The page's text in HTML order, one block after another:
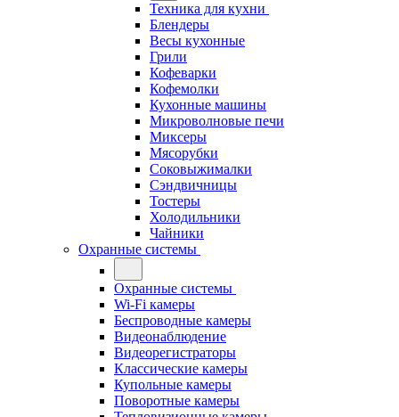
Техника для кухни
Блендеры
Весы кухонные
Грили
Кофеварки
Кофемолки
Кухонные машины
Микроволновые печи
Миксеры
Мясорубки
Соковыжималки
Сэндвичницы
Тостеры
Холодильники
Чайники
Охранные системы
Охранные системы
Wi-Fi камеры
Беспроводные камеры
Видеонаблюдение
Видеорегистраторы
Классические камеры
Купольные камеры
Поворотные камеры